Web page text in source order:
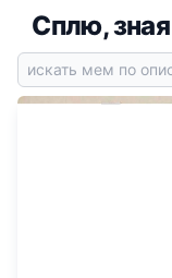
Сплю,